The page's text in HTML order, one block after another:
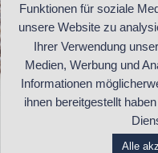
Funktionen für soziale
unsere Website zu
Ihrer Verwendung
Medien, Werbung und
Informationen
ihnen bereitgestellt
Alle